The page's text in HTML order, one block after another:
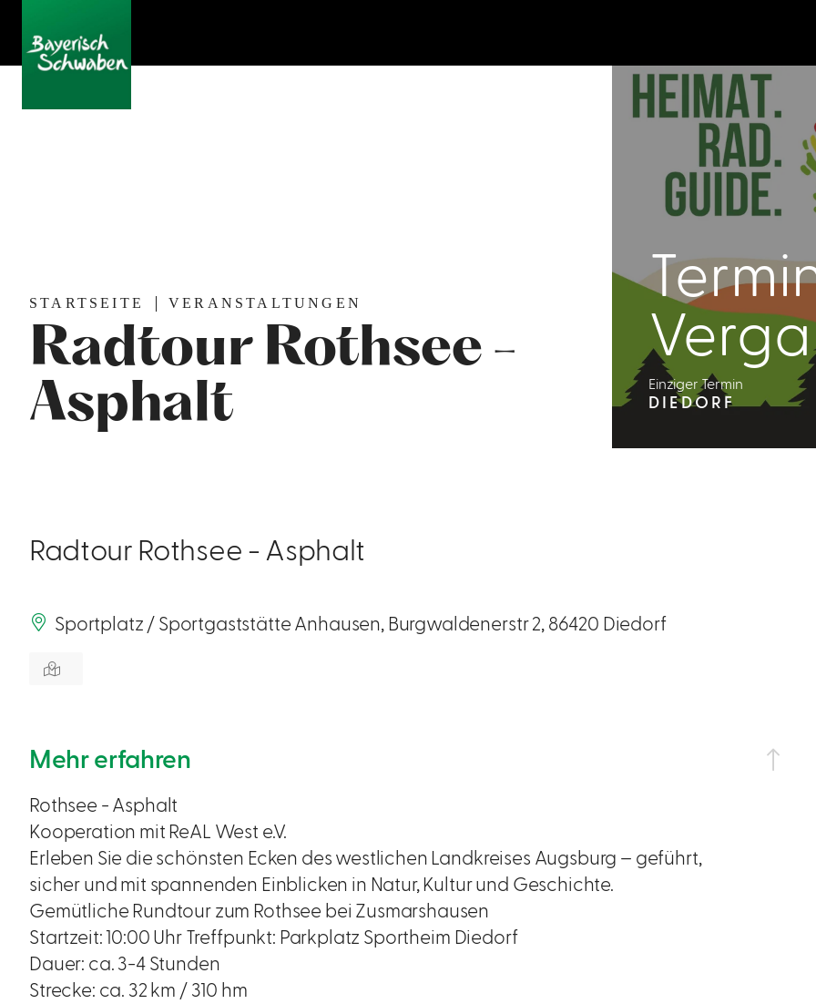
STARTSEITE VERANSTALTUNGEN
Radtour Rothsee -
Asphalt
Einziger Termin
DIEDORF
Radtour Rothsee - Asphalt
Sportplatz / Sportgaststätte Anhausen, Burgwaldenerstr 2, 86420 Diedorf
Mehr erfahren
Rothsee - Asphalt
Kooperation mit ReAL West e.V.
Erleben Sie die schönsten Ecken des westlichen Landkreises Augsburg – geführt,
sicher und mit spannenden Einblicken in Natur, Kultur und Geschichte.
Gemütliche Rundtour zum Rothsee bei Zusmarshausen
Startzeit: 10:00 Uhr Treffpunkt: Parkplatz Sportheim Diedorf
Dauer: ca. 3-4 Stunden
Strecke: ca. 32 km / 310 hm